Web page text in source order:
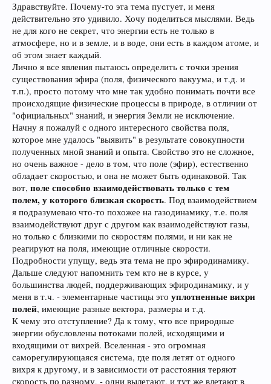
Здравствуйте. Почему-то эта тема пустует, и меня
действительно это удивило. Хочу поделиться мыслями. Ведь
не для кого не секрет, что энергии есть не только в
атмосфере, но и в земле, и в воде, они есть в каждом атоме, и
об этом знает каждый.
Лично я все явления пытаюсь определить с точки зрения
существования эфира (поля, физического вакуума, и т.д. и
т.п.), просто потому что мне так удобно понимать почти все
происходящие физические процессы в природе, в отличии от
"официальных" знаний, и энергия Земли не исключение.
Начну я пожалуй с одного интересного свойства поля,
которое мне удалось "выявить" в результате совокупности
полученных мной знаний и опыта. Свойство это не сложное,
но очень важное - дело в том, что поле (эфир), естественно
обладает скоростью, и она не может быть одинаковой. Так
вот, поле способно взаимодействовать только с тем
полем, у которого близкая скорость. Под взаимодействием
я подразумеваю что-то похожее на газодинамику, т.е. поля
взаимодействуют друг с другом как взаимодействуют газы,
но только с близкими по скоростям полями, и ни как не
реагируют на поля, имеющие отличные скорости.
Подробности упущу, ведь эта тема не про эфиродинамику.
Дальше следуют напомнить тем кто не в курсе, у
большинства людей, поддерживающих эфиродинамику, и у
меня в т.ч. - элементарные частицы это уплотненные вихри
полей, имеющие разные вектора, размеры и т.д.
К чему это отступление? Да к тому, что все природные
энергии обусловлены потоками полей, исходящими и
входящими от вихрей. Вселенная - это огромная
саморегулирующаяся система, где поля летят от одного
вихря к другому, и в зависимости от расстояния теряют
скорость по разному, - одни вылетают, и тут же влетают в